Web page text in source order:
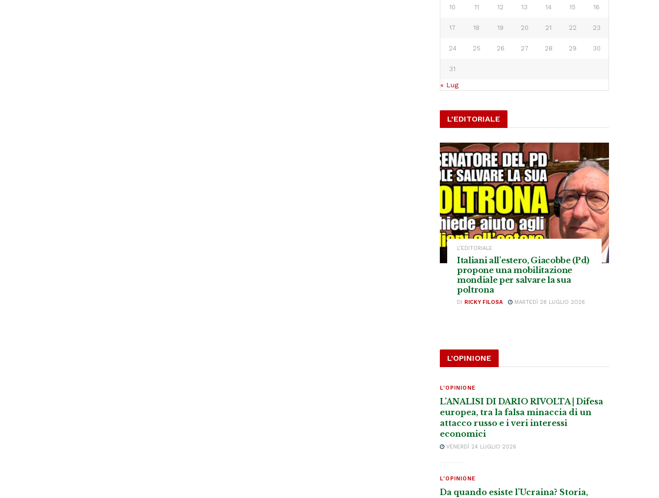
10 11 12 13 14 15 16
17 18 19 20 21 22 23
24 25 26 27 28 29 30
31
« Lug
L’EDITORIALE
L’EDITORIALE
Italiani all’estero, Giacobbe (Pd)
propone una mobilitazione
mondiale per salvare la sua
poltrona
DI RICKY FILOSA MARTEDÌ 28 LUGLIO 2026
L'OPINIONE
L'OPINIONE
L’ANALISI DI DARIO RIVOLTA | Difesa
europea, tra la falsa minaccia di un
attacco russo e i veri interessi
economici
VENERDÌ 24 LUGLIO 2026
L'OPINIONE
Da quando esiste l’Ucraina? Storia,